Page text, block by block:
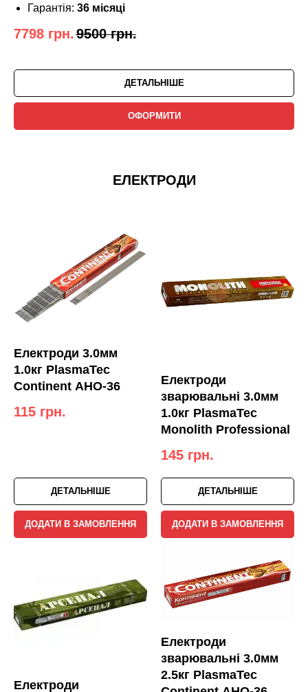
Гарантія: 36 місяці
7798 грн.9500 грн.
ДЕТАЛЬНІШЕ
ОФОРМИТИ
ЕЛЕКТРОДИ
Електроди 3.0мм
1.0кг PlasmaTec
Continent АНО-36
115 грн.
ДЕТАЛЬНІШЕ
ДОДАТИ В ЗАМОВЛЕННЯ
Електроди
зварювальні 3.0мм
1.0кг PlasmaTec
Monolith Professional
145 грн.
ДЕТАЛЬНІШЕ
ДОДАТИ В ЗАМОВЛЕННЯ
Електроди
Електроди
зварювальні 3.0мм
2.5кг PlasmaTec